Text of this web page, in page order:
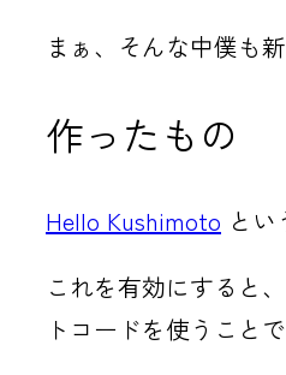
まぁ、そんな中僕も
作ったもの
Hello Kushimoto と
これを有効にすると
トコードを使うこと